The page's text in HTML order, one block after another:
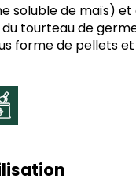
soluble de maïs)
tourteau de
forme de pellets